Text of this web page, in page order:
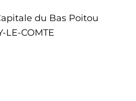
du Bas Poitou
LE-COMTE